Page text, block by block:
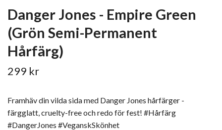
Danger Jones - Empire Green
(Grön Semi-Permanent
Hårfärg)
299 kr
Framhäv din vilda sida med Danger Jones hårfärger -
färgglatt, cruelty-free och redo för fest! #Hårfärg
#DangerJones #VeganskSkönhet